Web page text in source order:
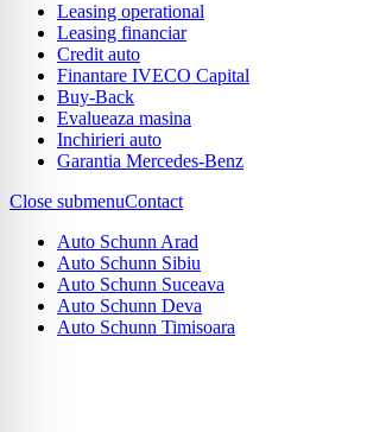
Leasing operational
Leasing financiar
Credit auto
Finantare IVECO Capital
Buy-Back
Evalueaza masina
Inchirieri auto
Garantia Mercedes-Benz
Close submenuContact
Auto Schunn Arad
Auto Schunn Sibiu
Auto Schunn Suceava
Auto Schunn Deva
Auto Schunn Timisoara